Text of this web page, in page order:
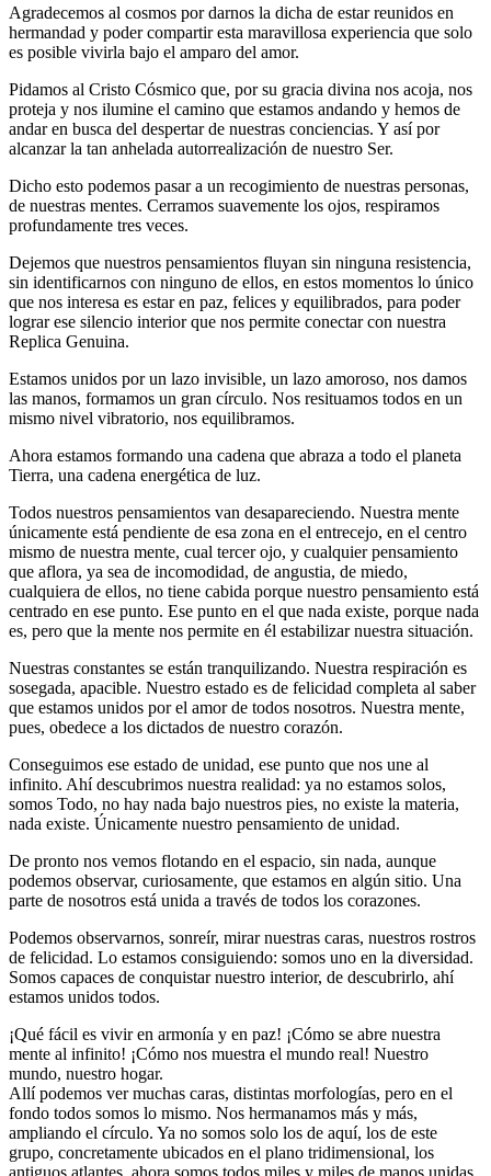
Agradecemos al cosmos por darnos la dicha de estar reunidos en
hermandad y poder compartir esta maravillosa experiencia que solo
es posible vivirla bajo el amparo del amor.
Pidamos al Cristo Cósmico que, por su gracia divina nos acoja, nos
proteja y nos ilumine el camino que estamos andando y hemos de
andar en busca del despertar de nuestras conciencias. Y así por
alcanzar la tan anhelada autorrealización de nuestro Ser.
Dicho esto podemos pasar a un recogimiento de nuestras personas,
de nuestras mentes. Cerramos suavemente los ojos, respiramos
profundamente tres veces.
Dejemos que nuestros pensamientos fluyan sin ninguna resistencia,
sin identificarnos con ninguno de ellos, en estos momentos lo único
que nos interesa es estar en paz, felices y equilibrados, para poder
lograr ese silencio interior que nos permite conectar con nuestra
Replica Genuina.
Estamos unidos por un lazo invisible, un lazo amoroso, nos damos
las manos, formamos un gran círculo. Nos resituamos todos en un
mismo nivel vibratorio, nos equilibramos.
Ahora estamos formando una cadena que abraza a todo el planeta
Tierra, una cadena energética de luz.
Todos nuestros pensamientos van desapareciendo. Nuestra mente
únicamente está pendiente de esa zona en el entrecejo, en el centro
mismo de nuestra mente, cual tercer ojo, y cualquier pensamiento
que aflora, ya sea de incomodidad, de angustia, de miedo,
cualquiera de ellos, no tiene cabida porque nuestro pensamiento está
centrado en ese punto. Ese punto en el que nada existe, porque nada
es, pero que la mente nos permite en él estabilizar nuestra situación.
Nuestras constantes se están tranquilizando. Nuestra respiración es
sosegada, apacible. Nuestro estado es de felicidad completa al saber
que estamos unidos por el amor de todos nosotros. Nuestra mente,
pues, obedece a los dictados de nuestro corazón.
Conseguimos ese estado de unidad, ese punto que nos une al
infinito. Ahí descubrimos nuestra realidad: ya no estamos solos,
somos Todo, no hay nada bajo nuestros pies, no existe la materia,
nada existe. Únicamente nuestro pensamiento de unidad.
De pronto nos vemos flotando en el espacio, sin nada, aunque
podemos observar, curiosamente, que estamos en algún sitio. Una
parte de nosotros está unida a través de todos los corazones.
Podemos observarnos, sonreír, mirar nuestras caras, nuestros rostros
de felicidad. Lo estamos consiguiendo: somos uno en la diversidad.
Somos capaces de conquistar nuestro interior, de descubrirlo, ahí
estamos unidos todos.
¡Qué fácil es vivir en armonía y en paz! ¡Cómo se abre nuestra
mente al infinito! ¡Cómo nos muestra el mundo real! Nuestro
mundo, nuestro hogar.
Allí podemos ver muchas caras, distintas morfologías, pero en el
fondo todos somos lo mismo. Nos hermanamos más y más,
ampliando el círculo. Ya no somos solo los de aquí, los de este
grupo, concretamente ubicados en el plano tridimensional, los
antiguos atlantes, ahora somos todos miles y miles de manos unidas